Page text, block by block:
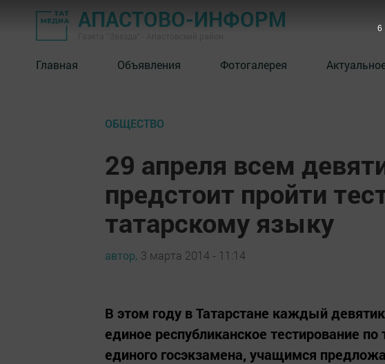
АПАСТОВО-ИНФОРМ
Главная Объявления Фотогалерея
ОБЩЕСТВО
29 апреля всем
предстоит пройти
татарскому языку
автор, 3 марта 2014 - 11:14
В этом году в Татарстане каждый
единое республиканское тестирование
единого госэкзамена, учащимся
5